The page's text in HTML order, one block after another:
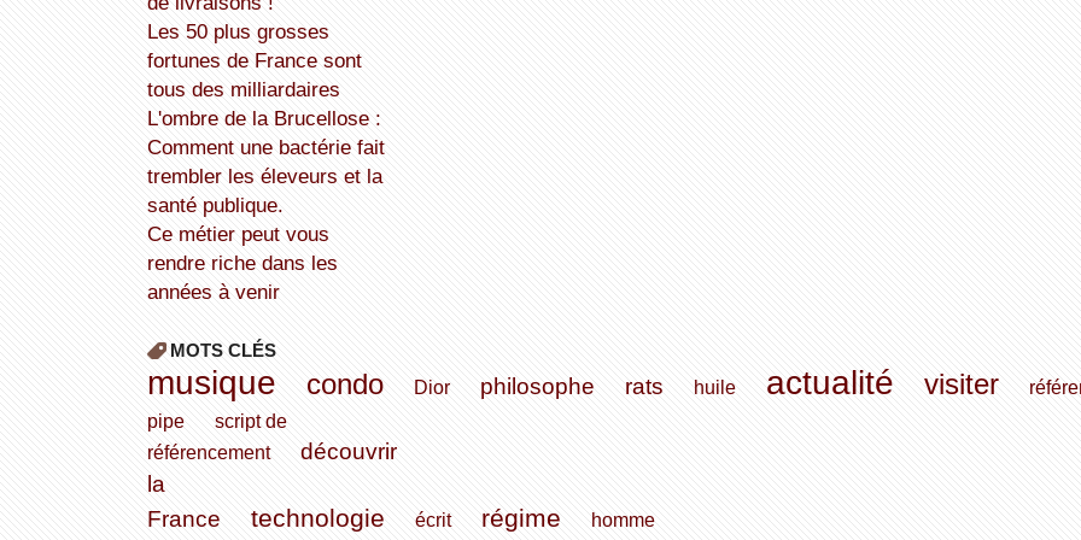
Les 50 plus grosses
fortunes de France sont
tous des milliardaires
L'ombre de la Brucellose :
Comment une bactérie fait
trembler les éleveurs et la
santé publique.
Ce métier peut vous
rendre riche dans les
années à venir
MOTS CLÉS
musique condo Dior philosophe rats huile actualité visiter
pipe
script de
référencement
découvrir
la
France
technologie écrit régime
homme